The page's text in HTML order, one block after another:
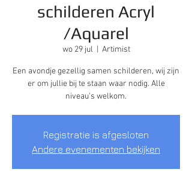
schilderen Acryl
/Aquarel
wo 29 jul Artimist
Een avondje gezellig samen schilderen, wij zijn
er om jullie bij te staan waar nodig. Alle
niveau's welkom.
Registratie is afgesloten
Andere evenementen bekijken